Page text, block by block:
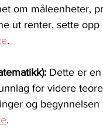
om måleenheter,
ut renter, sette
.
Dette er
for videre
og
.